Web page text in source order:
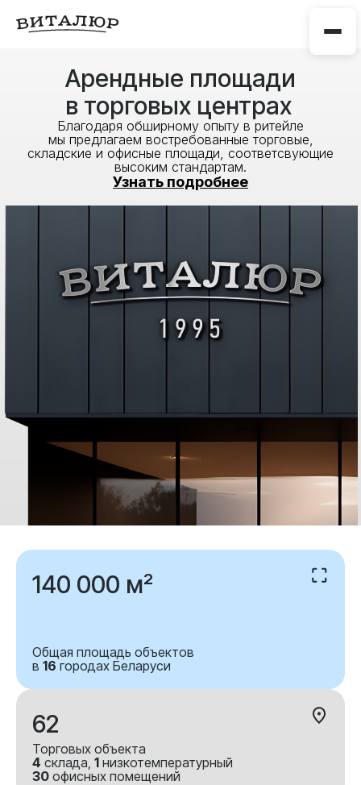
Арендные площади
в торговых центрах
Благодаря обширному опыту в ритейле
мы предлагаем востребованные торговые,
складские и офисные площади, соответсвующие
высоким стандартам.
Узнать подробнее
140 000 м²
Общая площадь объектов
в 16 городах Беларуси
62
Торговых объекта
4 склада, 1 низкотемпературный
30 офисных помещений